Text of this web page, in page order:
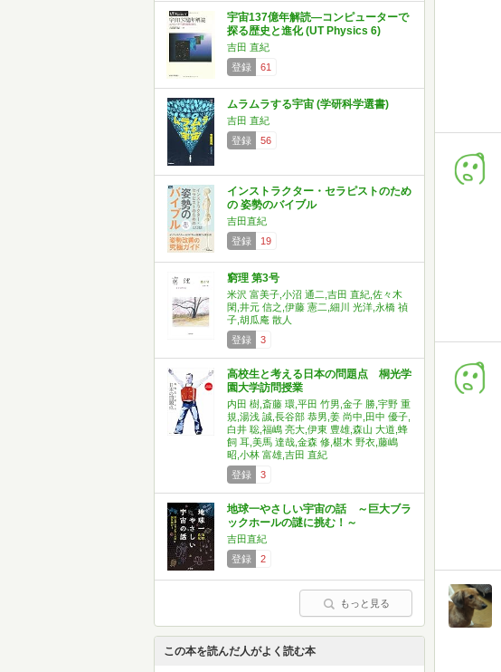
宇宙137億年解読―コンピューターで
探る歴史と進化 (UT Physics 6)
吉田 直紀
登録
61
ムラムラする宇宙 (学研科学選書)
吉田 直紀
登録
56
インストラクター・セラピストのため
の 姿勢のバイブル
吉田直紀
登録
19
窮理 第3号
米沢 富美子,小沼 通二,吉田 直紀,佐々木
閑,井元 信之,伊藤 憲二,細川 光洋,永橋 禎
子,胡瓜庵 散人
登録
3
高校生と考える日本の問題点 桐光学
園大学訪問授業
内田 樹,斎藤 環,平田 竹男,金子 勝,宇野 重
規,湯浅 誠,長谷部 恭男,姜 尚中,田中 優子,
白井 聡,福嶋 亮大,伊東 豊雄,森山 大道,蜂
飼 耳,美馬 達哉,金森 修,椹木 野衣,藤嶋
昭,小林 富雄,吉田 直紀
登録
3
地球一やさしい宇宙の話 ～巨大ブラ
ックホールの謎に挑む！～
吉田直紀
登録
2
もっと見る
この本を読んだ人がよく読む本